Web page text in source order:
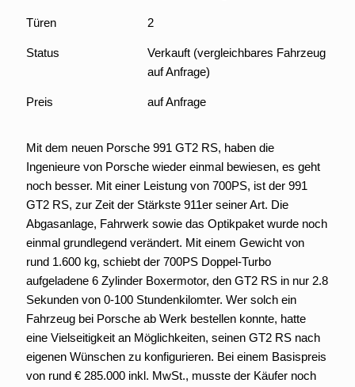
Türen 2
Status
Verkauft (vergleichbares Fahrzeug
auf Anfrage)
Preis auf Anfrage
Mit dem neuen Porsche 991 GT2 RS, haben die
Ingenieure von Porsche wieder einmal bewiesen, es geht
noch besser. Mit einer Leistung von 700PS, ist der 991
GT2 RS, zur Zeit der Stärkste 911er seiner Art. Die
Abgasanlage, Fahrwerk sowie das Optikpaket wurde noch
einmal grundlegend verändert. Mit einem Gewicht von
rund 1.600 kg, schiebt der 700PS Doppel-Turbo
aufgeladene 6 Zylinder Boxermotor, den GT2 RS in nur 2.8
Sekunden von 0-100 Stundenkilomter. Wer solch ein
Fahrzeug bei Porsche ab Werk bestellen konnte, hatte
eine Vielseitigkeit an Möglichkeiten, seinen GT2 RS nach
eigenen Wünschen zu konfigurieren. Bei einem Basispreis
von rund € 285.000 inkl. MwSt., musste der Käufer noch